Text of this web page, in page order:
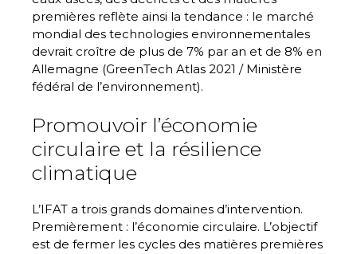
premières reflète ainsi la tendance : le marché
mondial des technologies environnementales
devrait croître de plus de 7% par an et de 8% en
Allemagne (GreenTech Atlas 2021 / Ministère
fédéral de l’environnement).
Promouvoir l’économie
circulaire et la résilience
climatique
L’IFAT a trois grands domaines d’intervention.
Premièrement : l’économie circulaire. L’objectif
est de fermer les cycles des matières premières